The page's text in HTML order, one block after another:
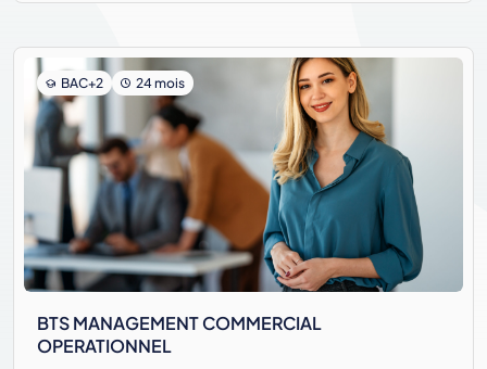
BAC+2 24 mois
BTS MANAGEMENT COMMERCIAL
OPERATIONNEL